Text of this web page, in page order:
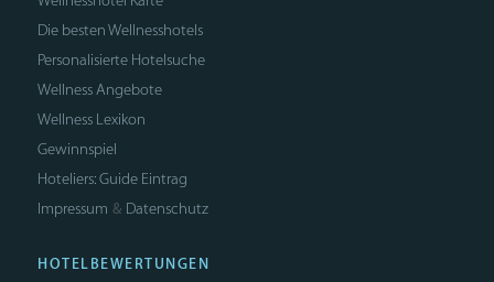
Die besten Wellnesshotels
Personalisierte Hotelsuche
Wellness Angebote
Wellness Lexikon
Gewinnspiel
Hoteliers: Guide Eintrag
Impressum & Datenschutz
HOTELBEWERTUNGEN